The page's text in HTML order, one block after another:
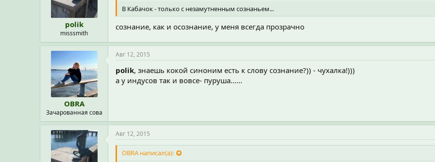
polik
misssmith
В Кабачок - только с незамутненным сознаньем...
сознание, как и осознание, у меня всегда прозрачно
OBRA
Зачарованная сова
Авг 12, 2015
polik, знаешь кокой синоним есть к слову сознание?)) - чухалка!)))
а у индусов так и вовсе- пуруша......
Авг 12, 2015
OBRA написал(а):